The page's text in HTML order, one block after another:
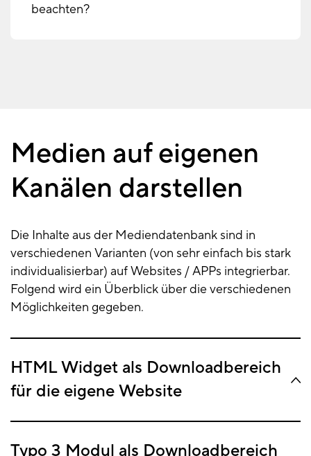
beachten?
Medien
auf
eigenen
Kanälen
Medien auf eigenen
Kanälen darstellen
Die Inhalte aus der Mediendatenbank sind in
verschiedenen Varianten (von sehr einfach bis stark
individualisierbar) auf Websites / APPs integrierbar.
Folgend wird ein Überblick über die verschiedenen
Möglichkeiten gegeben.
HTML Widget als Downloadbereich
für die eigene Website
Typo 3 Modul als Downloadbereich